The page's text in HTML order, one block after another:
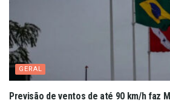
GERAL
Previsão de ventos de até 90 km/h faz